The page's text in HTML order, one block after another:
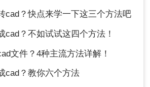
cad？快点来学一下这三个方法吧
cad？不如试试这四个方法！
文件？4种主流方法详解！
cad？教你六个方法